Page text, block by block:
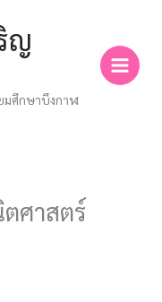
ญ
มศึกษาบึงกาฬ
ศาสตร์